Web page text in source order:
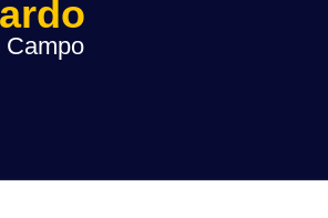
Campo